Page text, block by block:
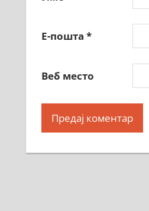
Е-пошта *
Веб место